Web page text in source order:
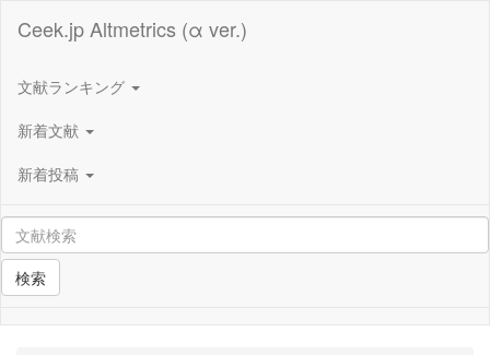
Ceek.jp Altmetrics (α ver.)
文献ランキング
新着文献
新着投稿
検索